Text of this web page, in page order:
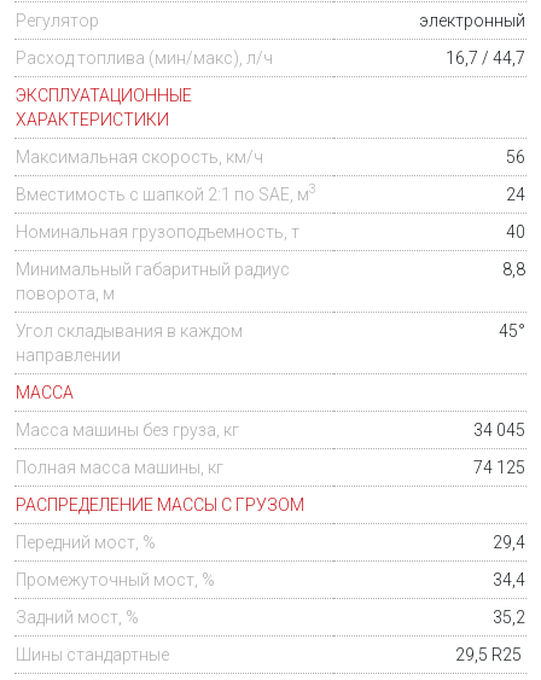
Регулятор
электронный
Расход топлива (мин/макс), л/ч
16,7 / 44,7
ЭКСПЛУАТАЦИОННЫЕ
ХАРАКТЕРИСТИКИ
Максимальная скорость, км/ч
56
Вместимость с шапкой 2:1 по SAE, м3
24
Номинальная грузоподъемность, т
40
Минимальный габаритный радиус
поворота, м
8,8
Угол складывания в каждом
направлении
45°
МАССА
Масса машины без груза, кг
34 045
Полная масса машины, кг
74 125
РАСПРЕДЕЛЕНИЕ МАССЫ С ГРУЗОМ
Передний мост, %
29,4
Промежуточный мост, %
34,4
Задний мост, %
35,2
Шины стандартные
29,5 R25